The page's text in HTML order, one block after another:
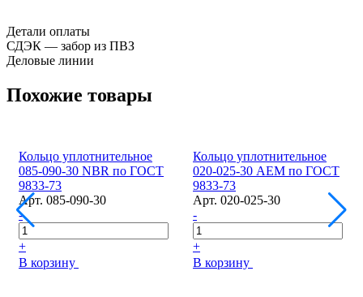
Детали оплаты
СДЭК — забор из ПВЗ
Деловые линии
Похожие товары
Кольцо уплотнительное
085-090-30 NBR по ГОСТ
9833-73
Арт. 085-090-30
-
+
В корзину
Кольцо уплотнительное
020-025-30 AEM по ГОСТ
9833-73
Арт. 020-025-30
-
+
В корзину